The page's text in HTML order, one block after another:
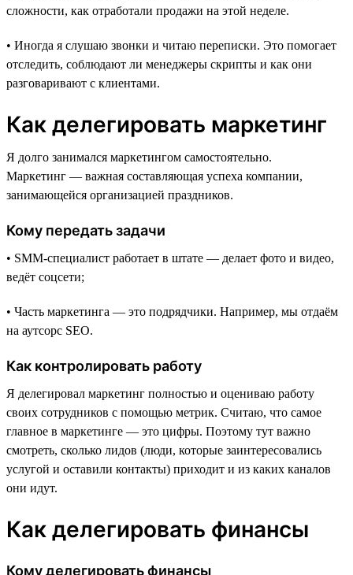
сложности, как отработали продажи на этой неделе.
• Иногда я слушаю звонки и читаю переписки. Это помогает
отследить, соблюдают ли менеджеры скрипты и как они
разговаривают с клиентами.
Как делегировать маркетинг
Я долго занимался маркетингом самостоятельно.
Маркетинг — важная составляющая успеха компании,
занимающейся организацией праздников.
Кому передать задачи
• SMM-специалист работает в штате — делает фото и видео,
ведёт соцсети;
• Часть маркетинга — это подрядчики. Например, мы отдаём
на аутсорс SEO.
Как контролировать работу
Я делегировал маркетинг полностью и оцениваю работу
своих сотрудников с помощью метрик. Считаю, что самое
главное в маркетинге — это цифры. Поэтому тут важно
смотреть, сколько лидов (люди, которые заинтересовались
услугой и оставили контакты) приходит и из каких каналов
они идут.
Как делегировать финансы
Кому делегировать финансы